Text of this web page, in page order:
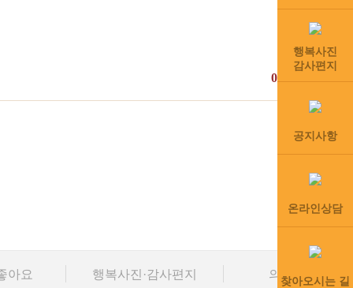
행복사진
감사편지
공지사항
온라인상담
찾아오시는 길
031-8003-
아요 행복사진·감사편지 의료진 칼럼